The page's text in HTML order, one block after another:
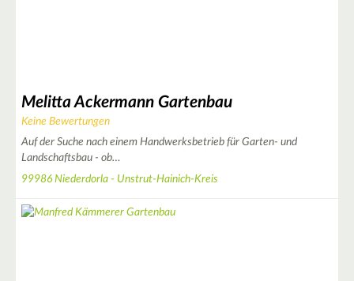
Melitta Ackermann Gartenbau
Keine Bewertungen
Auf der Suche nach einem Handwerksbetrieb für Garten- und
Landschaftsbau - ob…
99986 Niederdorla - Unstrut-Hainich-Kreis